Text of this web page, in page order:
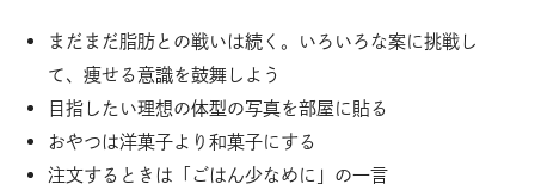
まだまだ脂肪との戦いは続く。いろいろな案に挑戦し
て、痩せる意識を鼓舞しよう
目指したい理想の体型の写真を部屋に貼る
おやつは洋菓子より和菓子にする
注文するときは「ごはん少なめに」の一言